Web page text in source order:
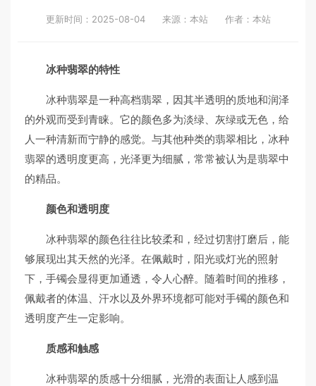
更新时间：2025-08-04 来源：本站 作者：本站
冰种翡翠的特性
冰种翡翠是一种高档翡翠，因其半透明的质地和润泽
的外观而受到青睐。它的颜色多为淡绿、灰绿或无色，给
人一种清新而宁静的感觉。与其他种类的翡翠相比，冰种
翡翠的透明度更高，光泽更为细腻，常常被认为是翡翠中
的精品。
颜色和透明度
冰种翡翠的颜色往往比较柔和，经过切割打磨后，能
够展现出其天然的光泽。在佩戴时，阳光或灯光的照射
下，手镯会显得更加通透，令人心醉。随着时间的推移，
佩戴者的体温、汗水以及外界环境都可能对手镯的颜色和
透明度产生一定影响。
质感和触感
冰种翡翠的质感十分细腻，光滑的表面让人感到温